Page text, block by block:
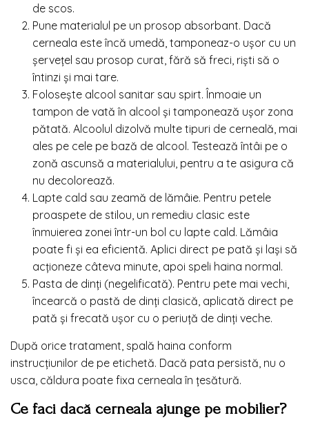
de scos.
Pune materialul pe un prosop absorbant. Dacă
cerneala este încă umedă, tamponeaz-o ușor cu un
șervețel sau prosop curat, fără să freci, riști să o
întinzi și mai tare.
Folosește alcool sanitar sau spirt. Înmoaie un
tampon de vată în alcool și tamponează ușor zona
pătată. Alcoolul dizolvă multe tipuri de cerneală, mai
ales pe cele pe bază de alcool. Testează întâi pe o
zonă ascunsă a materialului, pentru a te asigura că
nu decolorează.
Lapte cald sau zeamă de lămâie. Pentru petele
proaspete de stilou, un remediu clasic este
înmuierea zonei într-un bol cu lapte cald. Lămâia
poate fi și ea eficientă. Aplici direct pe pată și lași să
acționeze câteva minute, apoi speli haina normal.
Pasta de dinți (negelificată). Pentru pete mai vechi,
încearcă o pastă de dinți clasică, aplicată direct pe
pată și frecată ușor cu o periuță de dinți veche.
După orice tratament, spală haina conform
instrucțiunilor de pe etichetă. Dacă pata persistă, nu o
usca, căldura poate fixa cerneala în țesătură.
Ce faci dacă cerneala ajunge pe mobilier?